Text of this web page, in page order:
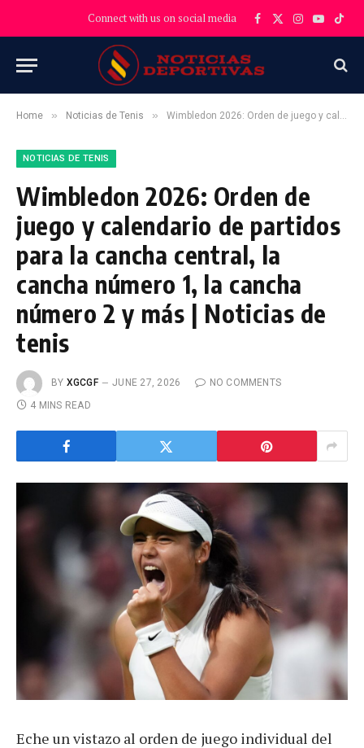
Connect with us on social media Facebook
X
Instagram
YouTube
Home » Noticias de Tenis » Wimbledon 2026: Orden de juego y calendario de partidos para la cancha central, la cancha número 1, la cancha número 2 y más | Noticias de tenis
NOTICIAS DE TENIS
Wimbledon 2026: Orden de
juego y calendario de partidos
para la cancha central, la
cancha número 1, la cancha
número 2 y más | Noticias de
tenis
BY XGCGF JUNE 27, 2026
NO COMMENTS
4 MINS READ
Eche un vistazo al orden de juego individual del